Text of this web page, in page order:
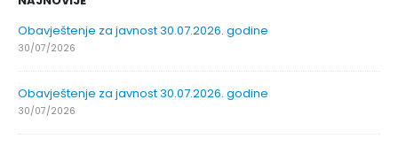
Obavještenje za javnost 30.07.2026. godine
30/07/2026
Obavještenje za javnost 30.07.2026. godine
30/07/2026